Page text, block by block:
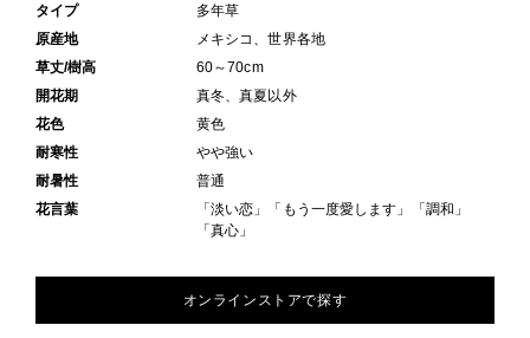
タイプ
多年草
原産地
メキシコ、世界各地
草丈/樹高
60～70cm
開花期
真冬、真夏以外
花色
黄色
耐寒性
やや強い
耐暑性
普通
花言葉
「淡い恋」「もう一度愛します」「調和」
「真心」
オンラインストアで探す